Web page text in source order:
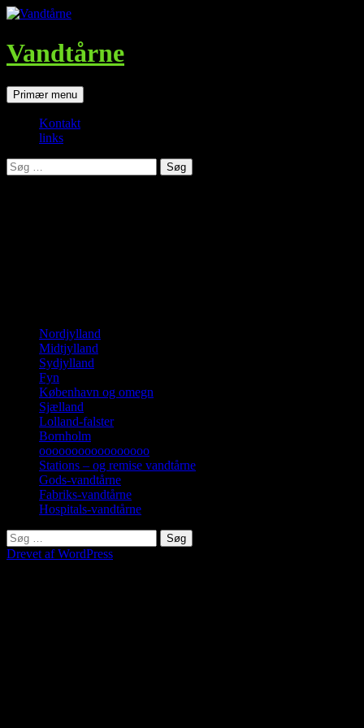
Vandtårne
SøgPrimær menu Hop
til
Kontakt
links
Søg
efter:
Nordjylland
Midtjylland
Sydjylland
Fyn
København og omegn
Sjælland
Lolland-falster
Bornholm
ooooooooooooooooo
Stations – og remise vandtårne
Gods-vandtårne
Fabriks-vandtårne
Hospitals-vandtårne
Søg
efter:
Drevet af WordPress